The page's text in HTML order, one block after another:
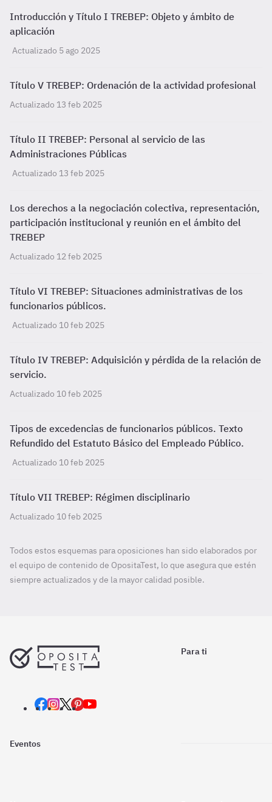
Introducción y Título I TREBEP: Objeto y ámbito de
aplicación
Actualizado 5 ago 2025
Título V TREBEP: Ordenación de la actividad profesional
Actualizado 13 feb 2025
Título II TREBEP: Personal al servicio de las
Administraciones Públicas
Actualizado 13 feb 2025
Los derechos a la negociación colectiva, representación,
participación institucional y reunión en el ámbito del
TREBEP
Actualizado 12 feb 2025
Título VI TREBEP: Situaciones administrativas de los
funcionarios públicos.
Actualizado 10 feb 2025
Título IV TREBEP: Adquisición y pérdida de la relación de
servicio.
Actualizado 10 feb 2025
Tipos de excedencias de funcionarios públicos. Texto
Refundido del Estatuto Básico del Empleado Público.
Actualizado 10 feb 2025
Título VII TREBEP: Régimen disciplinario
Actualizado 10 feb 2025
Todos estos esquemas para oposiciones han sido elaborados por
el equipo de contenido de OpositaTest, lo que asegura que estén
siempre actualizados y de la mayor calidad posible.
Para ti
Eventos